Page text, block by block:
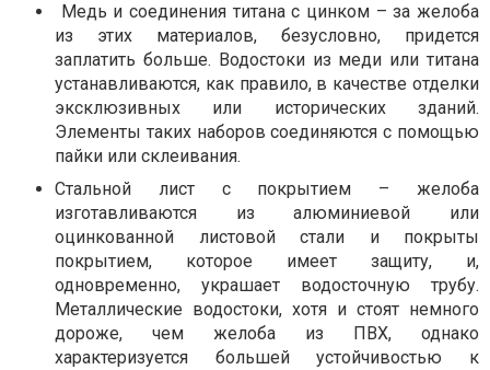
Медь и соединения титана с цинком – за желоба
из этих материалов, безусловно, придется
заплатить больше. Водостоки из меди или титана
устанавливаются, как правило, в качестве отделки
эксклюзивных или исторических зданий.
Элементы таких наборов соединяются с помощью
пайки или склеивания.
Стальной лист с покрытием – желоба
изготавливаются из алюминиевой или
оцинкованной листовой стали и покрыты
покрытием, которое имеет защиту, и,
одновременно, украшает водосточную трубу.
Металлические водостоки, хотя и стоят немного
дороже, чем желоба из ПВХ, однако
характеризуется большей устойчивостью к